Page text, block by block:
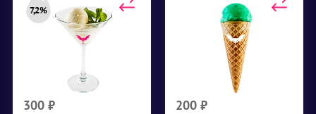
7,2%
300 ₽
Ice Cream - Pina Colada
Крепость 7,2%
ананасовый сок,
сливки, кокосовый
200 ₽
Рожок - Mojito
Сахарный сироп, мята,
лайм, мятный сироп
зеленый, содовая